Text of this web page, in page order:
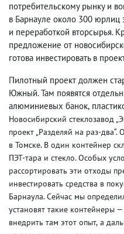
потребительскому рынку и
в Барнауле около 300 юрлиц
и переработкой вторсырья.
предложение от
готова инвестировать в
Пилотный проект должен
Южный. Там появятся
алюминиевых банок,
Новосибирский стеклозавод
проект „Разделяй на раз-
в Томске. В один контейнер
ПЭТ-тара и стекло. Особых
рассортировать эти отходы
инвестировать средства в
Барнаула. Сейчас мы
установят такие контейнеры
внедрить там этот опыт, а